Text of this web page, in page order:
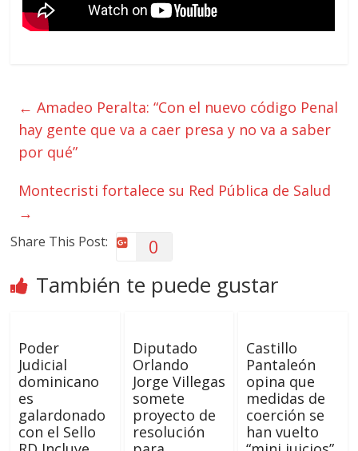
← Amadeo Peralta: “Con el nuevo código Penal
hay gente que va a caer presa y no va a saber
por qué”
Montecristi fortalece su Red Pública de Salud
→
Share This Post: 0
También te puede gustar
Poder
Judicial
dominicano
es
galardonado
con el Sello
Diputado
Orlando
Jorge Villegas
somete
proyecto de
resolución
Castillo
Pantaleón
opina que
medidas de
coerción se
han vuelto